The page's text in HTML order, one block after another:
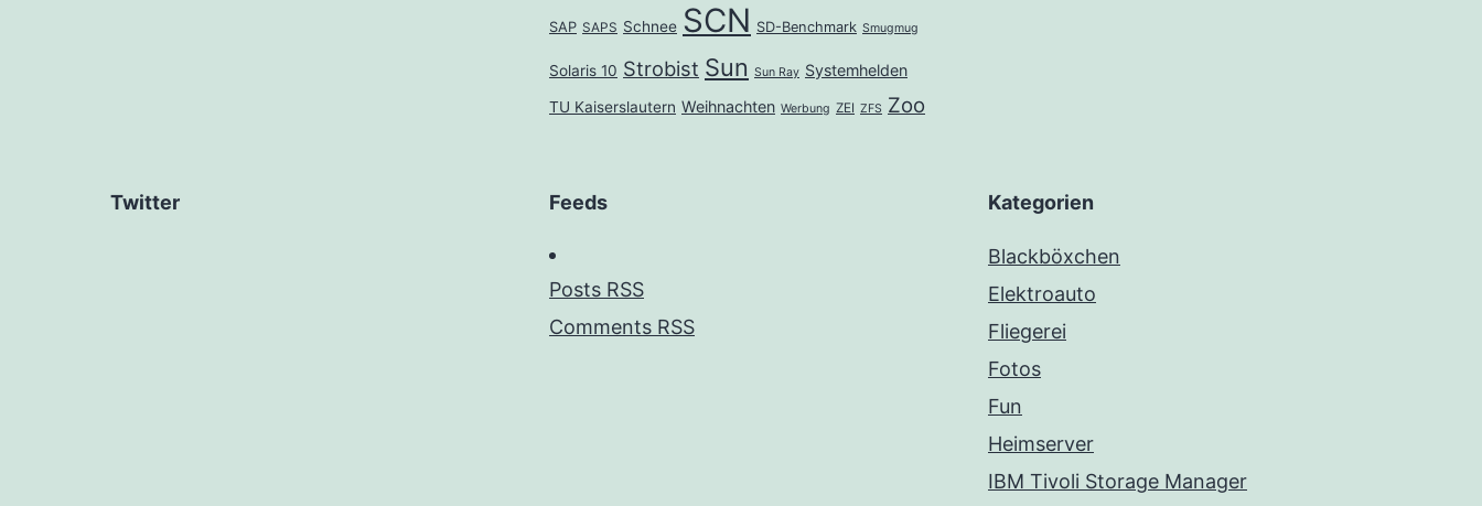
SAP SAPS Schnee SCN SD-Benchmark Smugmug
Solaris 10 Strobist Sun Sun Ray Systemhelden
TU Kaiserslautern Weihnachten Werbung ZEI ZFS Zoo
Twitter Feeds
Posts RSS
Comments RSS
Kategorien
Blackböxchen
Elektroauto
Fliegerei
Fotos
Fun
Heimserver
IBM Tivoli Storage Manager